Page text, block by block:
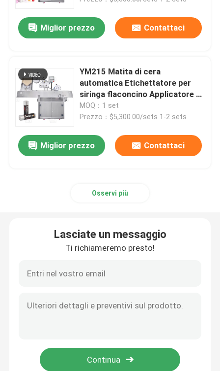
Miglior prezzo Contattaci
YM215 Matita di cera
automatica Etichettatore per
siringa flaconcino Applicatore di
etichette Pen Labeling Machine
MOQ：1 set
Prezzo：$5,300.00/sets 1-2 sets
Miglior prezzo Contattaci
Osservi più
Lasciate un messaggio
Ti richiameremo presto!